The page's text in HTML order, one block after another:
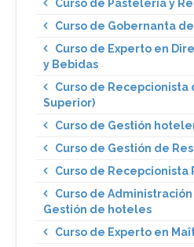
Curso de Pastelería y
Curso de Gobernanta
Curso de Experto en
y Bebidas
Curso de
Superior)
Curso de Gestión
Curso de Gestión de
Curso de Recepcionista
Curso de
Gestión de hoteles
Curso de Experto en